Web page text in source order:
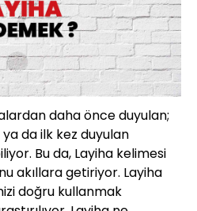
daha önce duyulan;
da ilk kez duyulan
Bu da, Layiha kelimesi
akıllara getiriyor. Layiha
doğru kullanmak